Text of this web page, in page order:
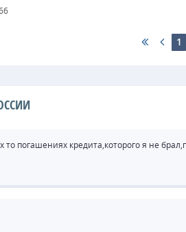
1
погашениях кредита,которого я не